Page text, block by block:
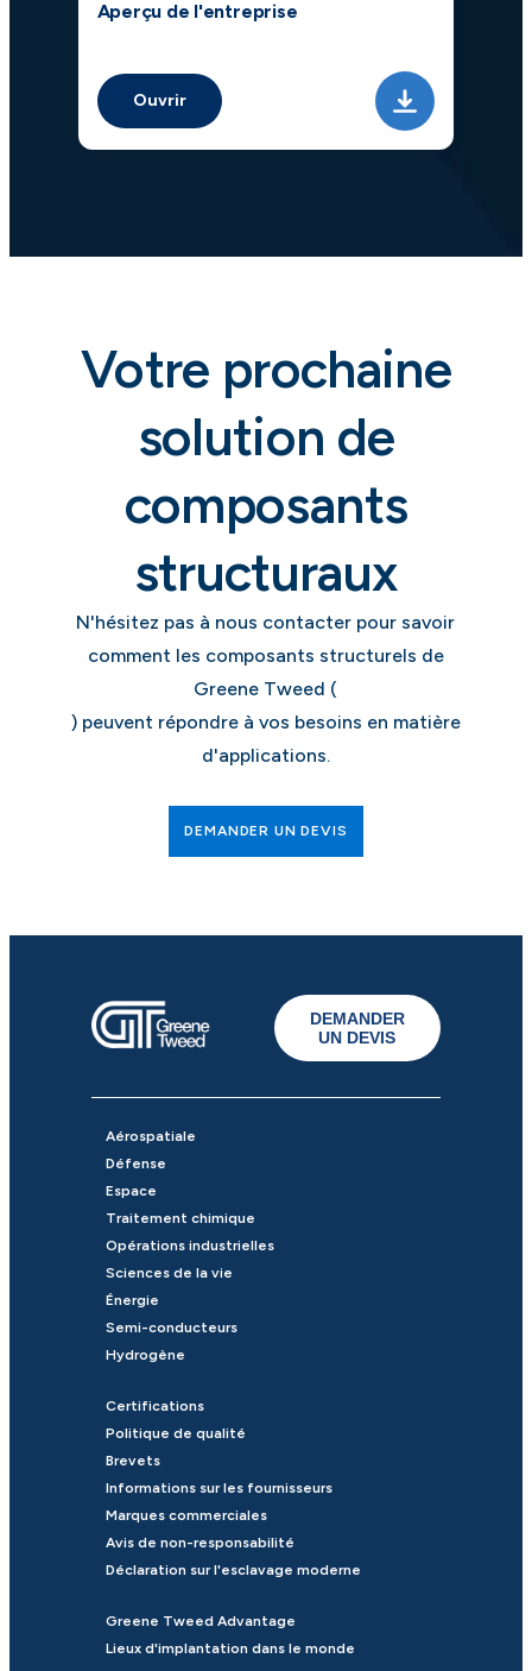
Aperçu de l'entreprise
Ouvrir
Votre prochaine
solution de
composants
structuraux
N'hésitez pas à nous contacter pour savoir
comment les composants structurels de
Greene Tweed (
) peuvent répondre à vos besoins en matière
d'applications.
DEMANDER UN DEVIS
DEMANDER
UN DEVIS
Aérospatiale
Défense
Espace
Traitement chimique
Opérations industrielles
Sciences de la vie
Énergie
Semi-conducteurs
Hydrogène
Certifications
Politique de qualité
Brevets
Informations sur les fournisseurs
Marques commerciales
Avis de non-responsabilité
Déclaration sur l'esclavage moderne
Greene Tweed Advantage
Lieux d'implantation dans le monde